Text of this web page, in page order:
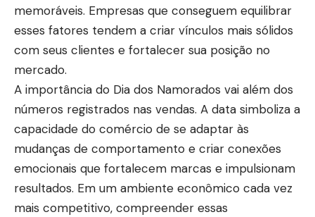
memoráveis. Empresas que conseguem equilibrar
esses fatores tendem a criar vínculos mais sólidos
com seus clientes e fortalecer sua posição no
mercado.
A importância do Dia dos Namorados vai além dos
números registrados nas vendas. A data simboliza a
capacidade do comércio de se adaptar às
mudanças de comportamento e criar conexões
emocionais que fortalecem marcas e impulsionam
resultados. Em um ambiente econômico cada vez
mais competitivo, compreender essas